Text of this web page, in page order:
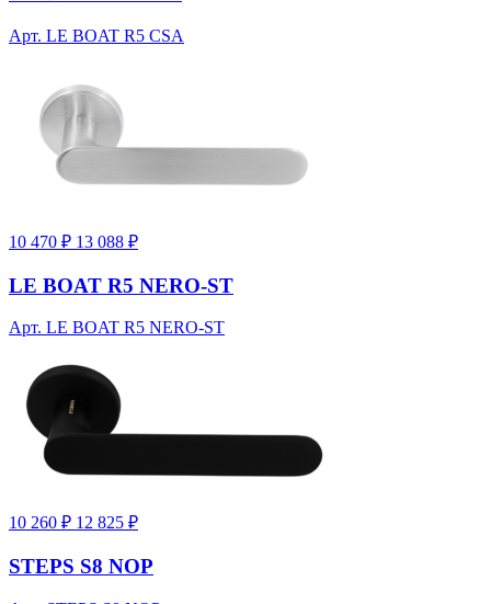
Арт. LE BOAT R5 CSA
10 470 ₽ 13 088 ₽
LE BOAT R5 NERO-ST
Арт. LE BOAT R5 NERO-ST
10 260 ₽ 12 825 ₽
STEPS S8 NOP